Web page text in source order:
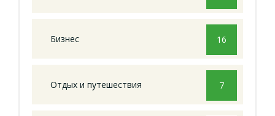
Бизнес 16
Отдых и путешествия 7